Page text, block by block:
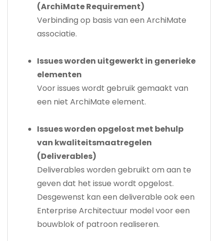
(ArchiMate Requirement)
Verbinding op basis van een ArchiMate
associatie.
Issues worden uitgewerkt in generieke
elementen
Voor issues wordt gebruik gemaakt van
een niet ArchiMate element.
Issues worden opgelost met behulp
van kwaliteitsmaatregelen
(Deliverables)
Deliverables worden gebruikt om aan te
geven dat het issue wordt opgelost.
Desgewenst kan een deliverable ook een
Enterprise Architectuur model voor een
bouwblok of patroon realiseren.